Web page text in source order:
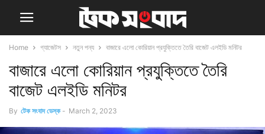
Home গ্যাজেটস নতুন পন্য বাজারে এলো কোরিয়ান প্রযুক্তিতে তৈরি বাজেট এলইডি মনিটর
বাজারে এলো কোরিয়ান প্রযুক্তিতে তৈরি
বাজেট এলইডি মনিটর
By টেক সংবাদ ডেস্ক - March 2, 2023